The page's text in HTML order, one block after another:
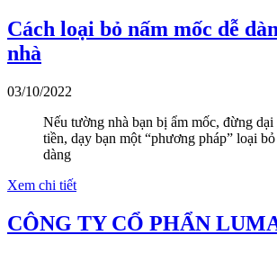
Cách loại bỏ nấm mốc dễ
nhà
03/10/2022
Nếu tường nhà bạn bị ẩm mốc, đừng dại
tiền, dạy bạn một “phương pháp” loại
dàng
Xem chi tiết
CÔNG TY CỔ PHẨN